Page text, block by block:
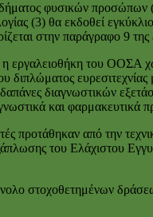
φυσικών προσώπων
(3) θα εκδοθεί
στην παράγραφο 9
του ΟΟΣΑ
διαγνωστικών
και φαρμακευτικά
από την
του Ελάχιστου
στοχοθετημένων